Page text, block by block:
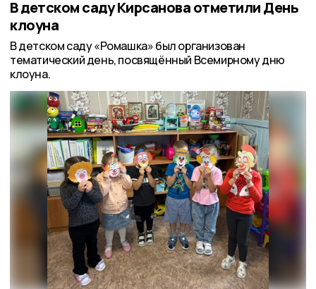
В детском саду Кирсанова отметили День
клоуна
В детском саду «Ромашка» был организован
тематический день, посвящённый Всемирному дню
клоуна.